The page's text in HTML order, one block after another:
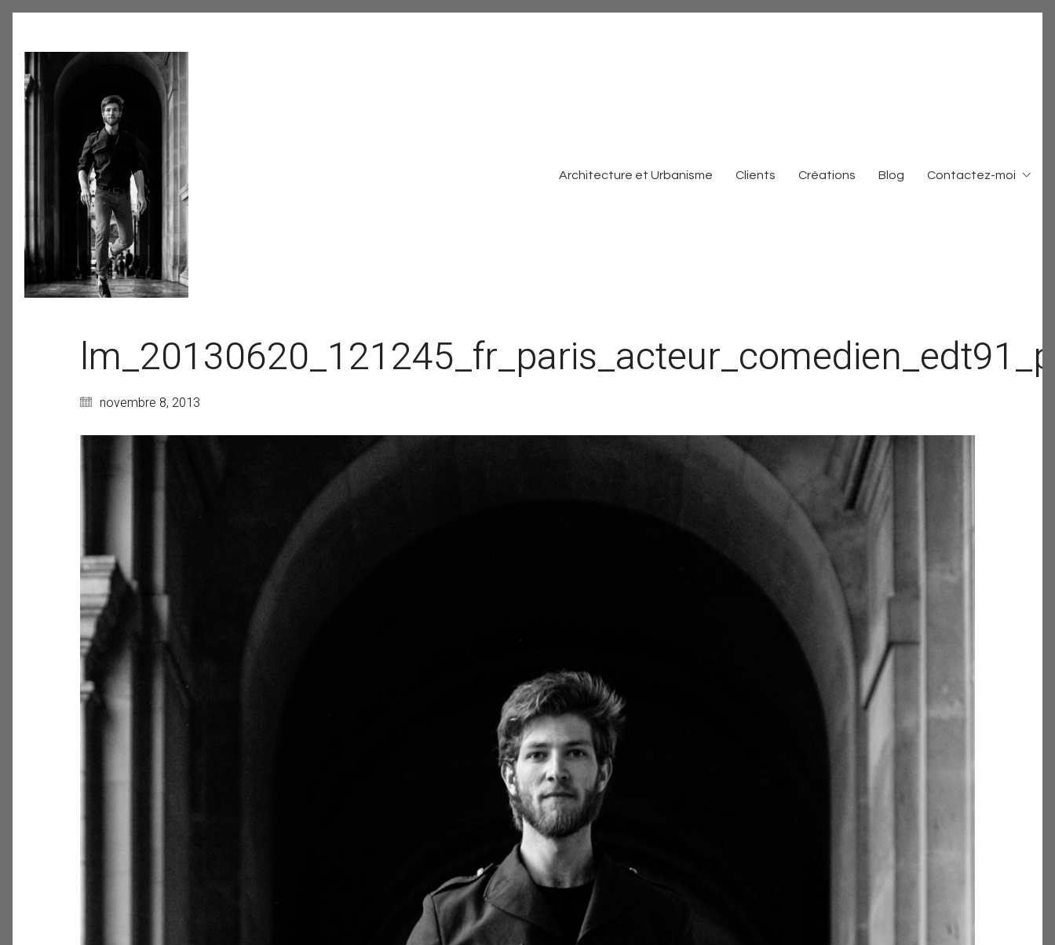
Architecture et Urbanisme Clients Créations Blog Contactez-moi
novembre 8, 2013